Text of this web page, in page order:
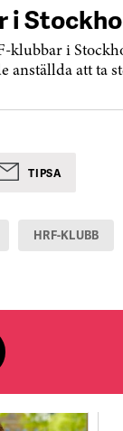
i
klubbar i
anställda att ta
TIPSA
HRF-KLUBB